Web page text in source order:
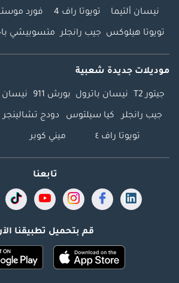
نيسان ألتيما تويوتا راف 4 فورد
تويوتا هيلوكس جيب رانجلر متسوبيشي
موديلات جديدة شعبية
جيتور T2 نيسان باترول بورش 911
جيب رانجلر كيا سيلتوس دودج تشالينجر
تويوتا راف ٤ ميني كوبر
تابعنا
قم بتحميل تطبيقنا